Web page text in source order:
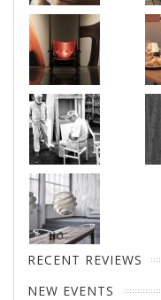
RECENT REVIEWS
NEW EVENTS